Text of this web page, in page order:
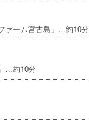
ァーム宮古島」…約10分
…約10分